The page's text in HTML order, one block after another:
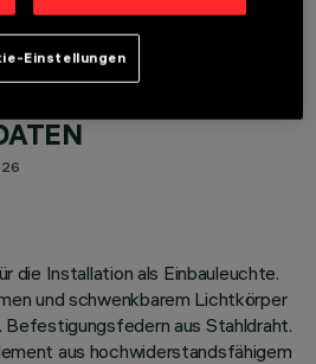
die Installation als Einbauleuchte.
und schwenkbarem Lichtkörper
Befestigungsfedern aus Stahldraht.
aus hochwiderstandsfähigem
Einstellungen